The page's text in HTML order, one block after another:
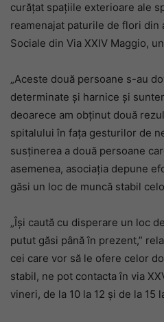
curățat spațiile exterioare ale
reamenajat paturile de flori din
Sociale din Via XXIV Maggio,
„Aceste două persoane s-au
determinate și harnice și
deoarece am obținut două
spitalului în fața gesturilor de
susținerea a două persoane
asemenea, asociația depune
găsi un loc de muncă stabil
„Își caută cu disperare un loc
putut găsi până în prezent,”
cei care vor să le ofere celor
stabil, ne pot contacta în via
vineri, de la 10 la 12 și de la 15